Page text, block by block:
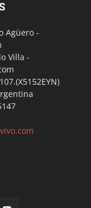
Agüero -
Villa -